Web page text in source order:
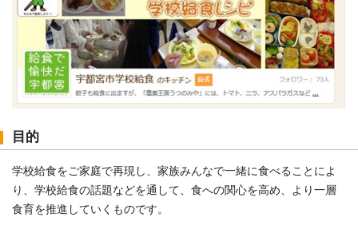
目的
学校給食をご家庭で再現し、家族みんなで一緒に食べることによ
り、学校給食の話題などを通して、食への関心を高め、より一層
食育を推進していくものです。